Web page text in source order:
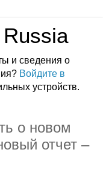
и сведения о
Войдите в
устройств.
о новом
отчет –